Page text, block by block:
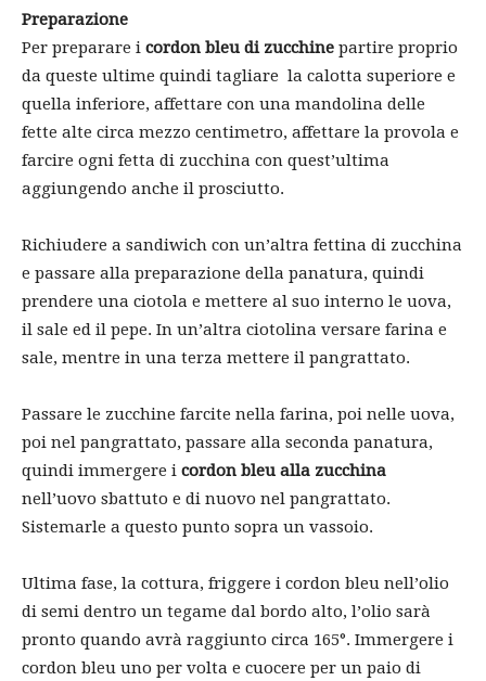
Preparazione
Per preparare i cordon bleu di zucchine partire proprio
da queste ultime quindi tagliare la calotta superiore e
quella inferiore, affettare con una mandolina delle
fette alte circa mezzo centimetro, affettare la provola e
farcire ogni fetta di zucchina con quest’ultima
aggiungendo anche il prosciutto.
Richiudere a sandiwich con un’altra fettina di zucchina
e passare alla preparazione della panatura, quindi
prendere una ciotola e mettere al suo interno le uova,
il sale ed il pepe. In un’altra ciotolina versare farina e
sale, mentre in una terza mettere il pangrattato.
Passare le zucchine farcite nella farina, poi nelle uova,
poi nel pangrattato, passare alla seconda panatura,
quindi immergere i cordon bleu alla zucchina
nell’uovo sbattuto e di nuovo nel pangrattato.
Sistemarle a questo punto sopra un vassoio.
Ultima fase, la cottura, friggere i cordon bleu nell’olio
di semi dentro un tegame dal bordo alto, l’olio sarà
pronto quando avrà raggiunto circa 165°. Immergere i
cordon bleu uno per volta e cuocere per un paio di